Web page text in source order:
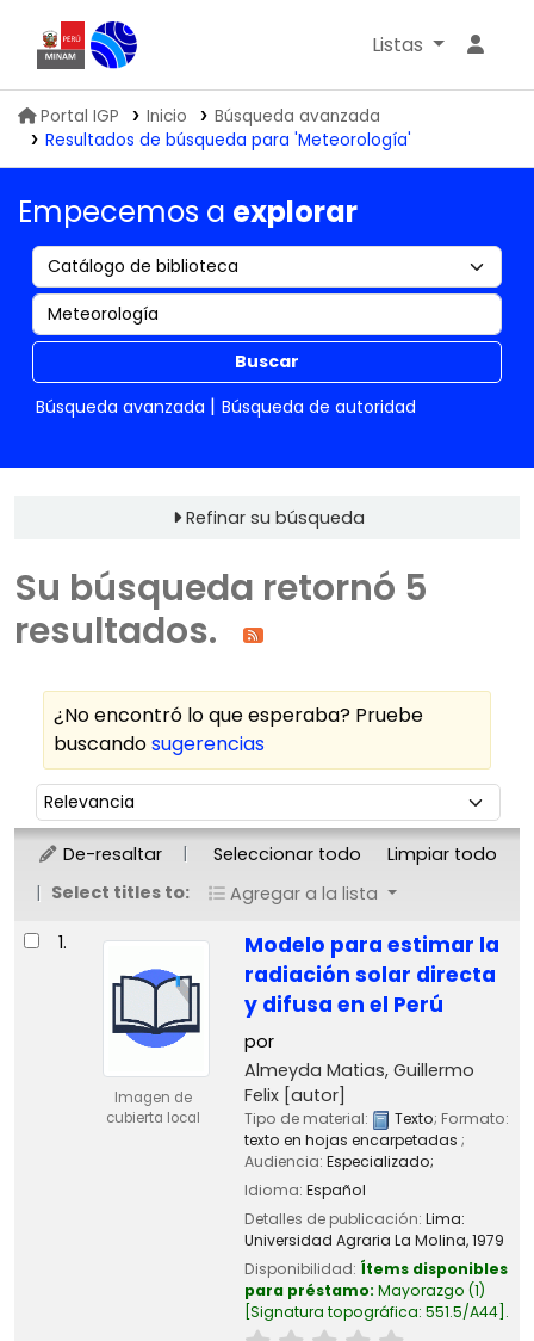
Biblioteca IGP
Listas
Portal IGP Inicio
Búsqueda avanzada
Resultados de búsqueda para 'Meteorología'
Empecemos a explorar
Buscar
Búsqueda avanzada
Búsqueda de autoridad
Refinar su búsqueda
Su búsqueda retornó 5
resultados.
¿No encontró lo que esperaba? Pruebe
buscandosugerencias
Ordenar
Ordenar por:
De-resaltar Seleccionar todo
Limpiar todo
Select titles to:
Agregar a la lista
Resultados
1.
Imagen de
cubierta local
Modelo para estimar la
radiación solar directa
y difusa en el Perú
por
Almeyda Matias, Guillermo
Felix[autor]
Tipo de material: Texto; Formato:
texto en hojas encarpetadas ;
Audiencia: Especializado;
Idioma: Español
Detalles de publicación: Lima:
Universidad Agraria La Molina,1979
Disponibilidad: Ítems disponibles
para préstamo: Mayorazgo (1)
Signatura topográfica: 551.5/A44 .